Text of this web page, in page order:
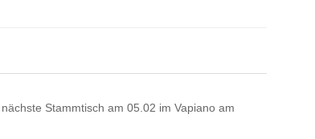
Stammtisch am 05.02 im Vapiano am